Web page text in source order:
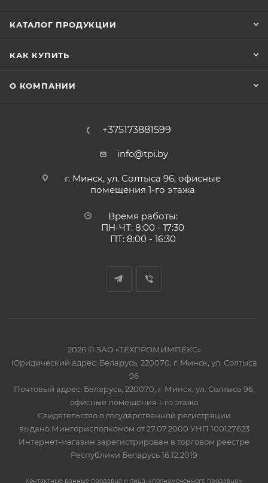
КАТАЛОГ ПРОДУКЦИИ
КАК КУПИТЬ
О КОМПАНИИ
+375173881599
info@tpi.by
г. Минск, ул. Солтыса 96, офисные
помещения 1-го этажа
Время работы:
ПН-ЧТ: 8:00 - 17:30
ПТ: 8:00 - 16:30
2026 © ЗАО «ТЕХПРОМИМПЕКС»
Юридический адрес: Беларусь, 220070, г. Минск, ул. Солтыса
96
Почтовый адрес: Беларусь, 220070, г. Минск, ул. Солтыса 96,
офисные помещения 1-го этажа
Свидетельство о государственной регистрации
выдано Мингорисполкомом от 27.07.2000 УНП 100127623
Интернет-магазин зарегистрирован в торговом реестре
Республики Беларусь 16.12.2019
Контактные данные продавца и лица, уполномоченного продавцом